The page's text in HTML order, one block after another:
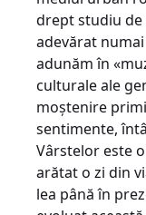
drept studiu de
adevărat
adunăm în
culturale ale
moștenire
sentimente,
Vârstelor este
arătat o zi din
lea până în